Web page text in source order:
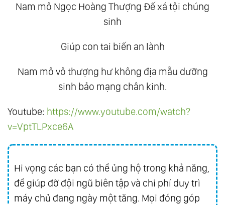
Nam mô Ngọc Hoàng Thượng Đế xá tội chúng
sinh
Giúp con tai biến an lành
Nam mô vô thượng hư không địa mẫu dưỡng
sinh bảo mạng chân kinh.
Youtube: https://www.youtube.com/watch?
v=VptTLPxce6A
Hi vọng các bạn có thể ủng hộ trong khả năng,
để giúp đỡ đội ngũ biên tập và chi phí duy trì
máy chủ đang ngày một tăng. Mọi đóng góp